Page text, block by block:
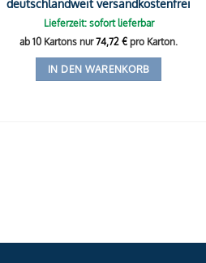
deutschlandweit versandkostenfrei
Lieferzeit: sofort lieferbar
ab 10 Kartons nur74,72€ pro Karton.
IN DEN WARENKORB